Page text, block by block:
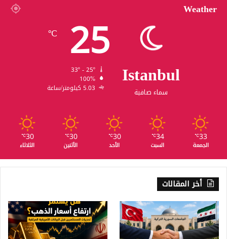
Weather
Istanbul
سماء صافية
25
℃
100%
5.03 كيلومتر/ساعة
33
℃
الجمعة
34
℃
السبت
30
℃
الأحد
30
℃
الأثنين
30
℃
الثلاثاء
أخر المقالات